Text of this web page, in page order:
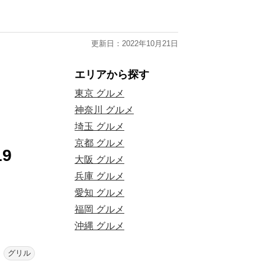
更新日：2022年10月21日
グリル
エリアから探す
東京 グルメ
神奈川 グルメ
埼玉 グルメ
京都 グルメ
大阪 グルメ
兵庫 グルメ
愛知 グルメ
福岡 グルメ
沖縄 グルメ